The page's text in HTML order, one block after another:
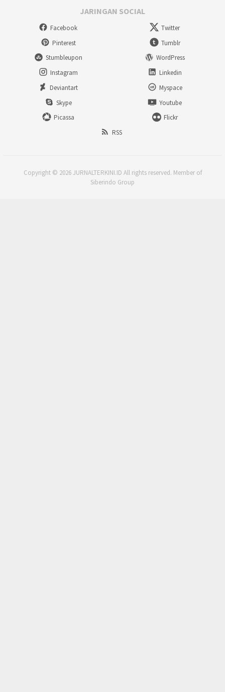
JARINGAN SOCIAL
Facebook
Twitter
Pinterest
Tumblr
Stumbleupon
WordPress
Instagram
Linkedin
Deviantart
Myspace
Skype
Youtube
Picassa
Flickr
RSS
Copyright © 2026 JURNALTERKINI.ID All rights reserved. Member of
Siberindo Group